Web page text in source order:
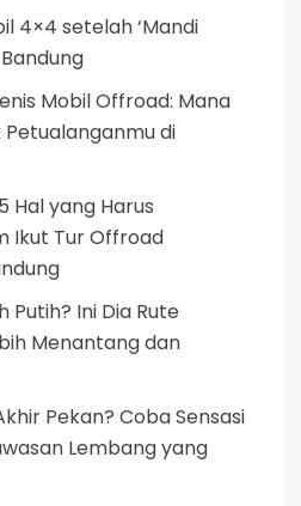
4×4 setelah ‘Mandi
Mobil Offroad: Mana
di
Hal yang Harus
Ikut Tur Offroad
Putih? Ini Dia Rute
Menantang dan
Pekan? Coba Sensasi
Lembang yang